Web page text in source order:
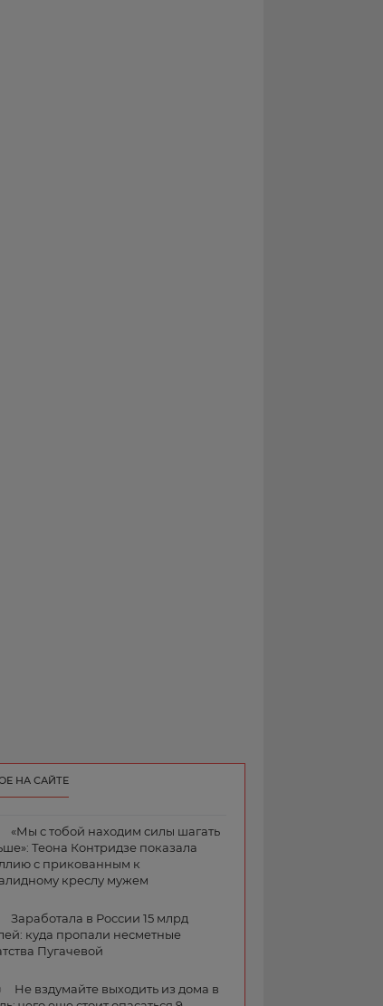
НА САЙТЕ
«Мы с тобой находим силы шагать
Теона Контридзе показала
с прикованным к
креслу мужем
Заработала в России 15 млрд
куда пропали несметные
Пугачевой
Не вздумайте выходить из дома в